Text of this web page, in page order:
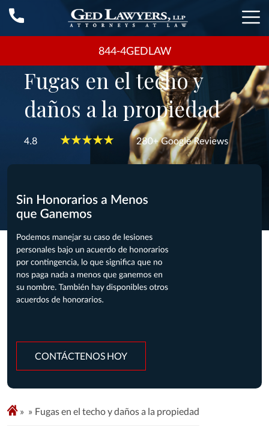
844-4GEDLAW
Fugas en el techo y
daños a la propiedad
CONTÁCTENOS HOY
» Fugas en el techo y daños a la propiedad